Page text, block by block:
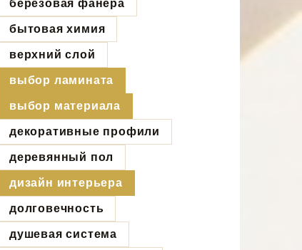
берёзовая фанера
бытовая химия
верхний слой
выбор ламината
выбор материала
декоративные профили
деревянный пол
дизайн интерьера
долговечность
душевая система